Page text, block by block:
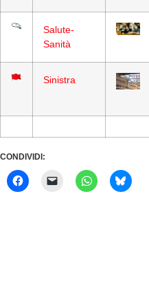
Salute-
Sanità
Sinistra
CONDIVIDI: